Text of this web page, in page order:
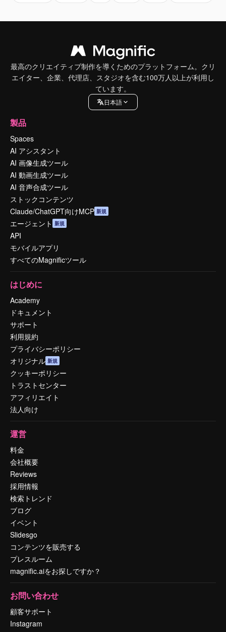
最高のクリエイティブ制作を導くためのプラットフォーム。クリ
エイター、企業、代理店、スタジオを含む100万人以上が利用し
ています。
日本語
製品
Spaces
AI アシスタント
AI 画像生成ツール
AI 動画生成ツール
AI 音声合成ツール
ストックコンテンツ
Claude/ChatGPT向けMCP 新規
エージェント 新規
API
モバイルアプリ
すべてのMagnificツール
はじめに
Academy
ドキュメント
サポート
利用規約
プライバシーポリシー
オリジナル 新規
クッキーポリシー
トラストセンター
アフィリエイト
法人向け
運営
料金
会社概要
Reviews
採用情報
検索トレンド
ブログ
イベント
Slidesgo
コンテンツを販売する
プレスルーム
magnific.aiをお探しですか？
お問い合わせ
顧客サポート
Instagram